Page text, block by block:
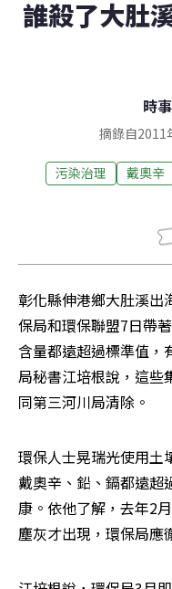
誰殺了大肚
時
摘錄自2011
污染治理 戴奧辛
彰化縣伸港鄉大肚溪出
保局和環保聯盟7日帶
含量都遠超過標準值，
局秘書江培根說，這些
同第三河川局清除。
環保人士晃瑞光使用土
戴奧辛、鉛、鎘都遠超
康。依他了解，去年2
塵灰才出現，環保局應